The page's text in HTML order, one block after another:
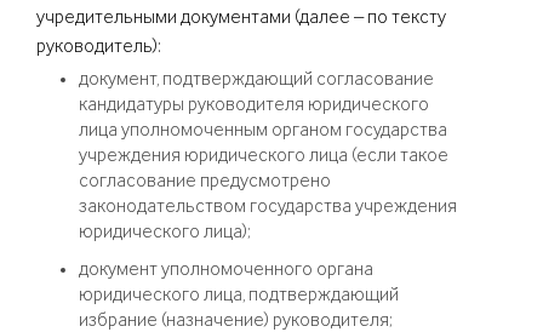
учредительными документами (далее – по тексту
руководитель):
документ, подтверждающий согласование
кандидатуры руководителя юридического
лица уполномоченным органом государства
учреждения юридического лица (если такое
согласование предусмотрено
законодательством государства учреждения
юридического лица);
документ уполномоченного органа
юридического лица, подтверждающий
избрание (назначение) руководителя;